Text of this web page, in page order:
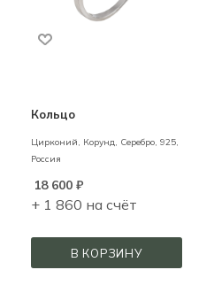
Кольцо
Цирконий, Корунд, Серебро, 925,
Россия
18 600 ₽
+ 1 860 на счёт
В КОРЗИНУ